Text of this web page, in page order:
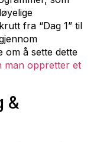
fra “Dag 1” til
om å sette dette
man oppretter et
&